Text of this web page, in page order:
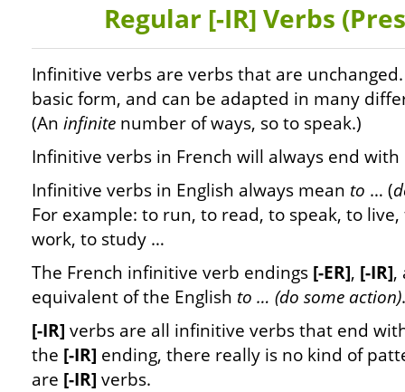
Regular [-IR] Verbs
Infinitive verbs are verbs that are
basic form, and can be adapted in many
(An infinite number of ways, so to speak.)
Infinitive verbs in French will always end with
Infinitive verbs in English always mean to … (
For example: to run, to read, to speak, to
work, to study …
The French infinitive verb endings [-ER], [-IR],
equivalent of the English to … (do some action).
[-IR] verbs are all infinitive verbs that end
the [-IR] ending, there really is no kind of
are [-IR] verbs.